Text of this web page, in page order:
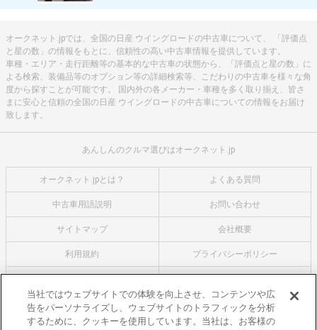
オークネット.jpでは、全国の日産 ウイングロードの中古車について、 「評価点
と星の数」の情報をもとに、信頼性の高い中古車情報を提供しています。
車種・エリア・走行距離等の基本的な中古車の状態から、「評価点と星の数」に
よる検索、装備品等のオプション等の詳細検索等、こだわりの中古車を様々な角
度から探すことが可能です。 国内外の各メーカー・車種を多く取り揃え、皆さ
まに安心と信頼の全国の日産 ウイングロードの中古車についての情報をお届け
致します。
あんしんのクルマ選びはオークネット.jp
オークネット.jpとは？ よくある質問
中古車用語説明 お問い合わせ
サイトマップ 会社概要
利用規約 プライバシーポリシー
オークネットのその他のサービス
当社ではウェブサイトでの体験を向上させ、コンテンツや広
告をパーソナライズし、ウェブサイトのトラフィックを分析
するために、クッキーを使用しています。当社は、お客様の